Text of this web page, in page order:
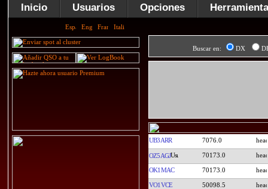
Inicio Usuarios Opciones
Buscar en: DX
UB3ARR 7076.0
OZ5AGJ 70173.0
OK1MAC 70173.0
VO1VCE 50098.5